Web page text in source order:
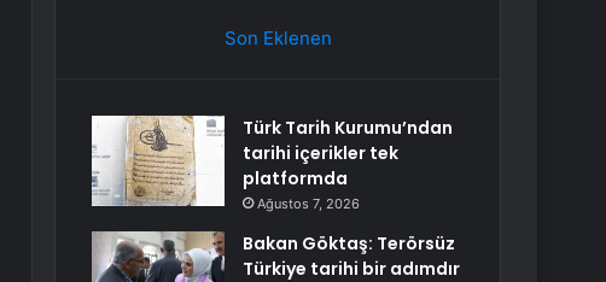
Son Eklenen
Türk Tarih Kurumu’ndan
tarihi içerikler tek
platformda
Ağustos 7, 2026
Bakan Göktaş: Terörsüz
Türkiye tarihi bir adımdır